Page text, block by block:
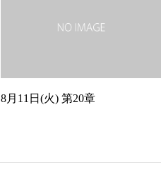
8月11日(火) 第20章